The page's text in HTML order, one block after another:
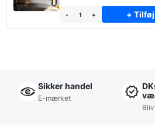
- + + Tilføj
Sikker handel
E-mærket